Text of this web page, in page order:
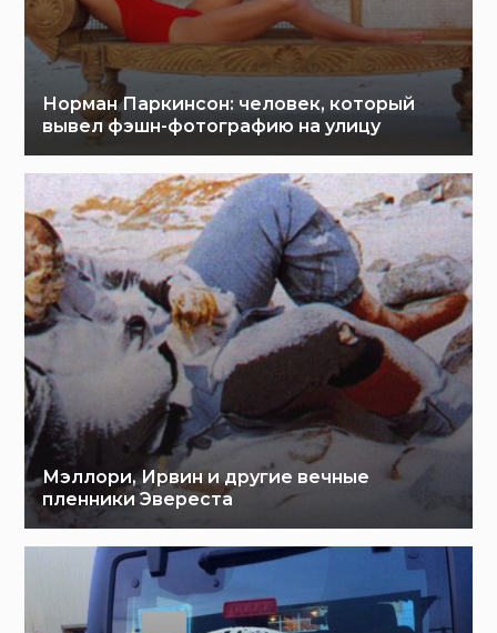
Норман Паркинсон: человек, который
вывел фэшн-фотографию на улицу
Мэллори, Ирвин и другие вечные
пленники Эвереста